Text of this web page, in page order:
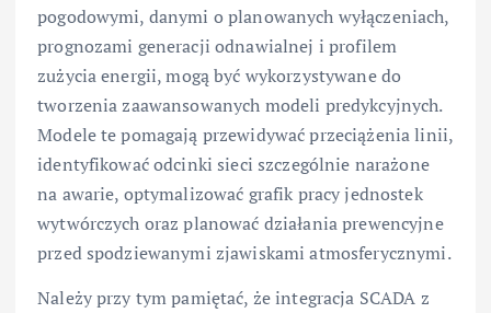
pogodowymi, danymi o planowanych wyłączeniach,
prognozami generacji odnawialnej i profilem
zużycia energii, mogą być wykorzystywane do
tworzenia zaawansowanych modeli predykcyjnych.
Modele te pomagają przewidywać przeciążenia linii,
identyfikować odcinki sieci szczególnie narażone
na awarie, optymalizować grafik pracy jednostek
wytwórczych oraz planować działania prewencyjne
przed spodziewanymi zjawiskami atmosferycznymi.
Należy przy tym pamiętać, że integracja SCADA z